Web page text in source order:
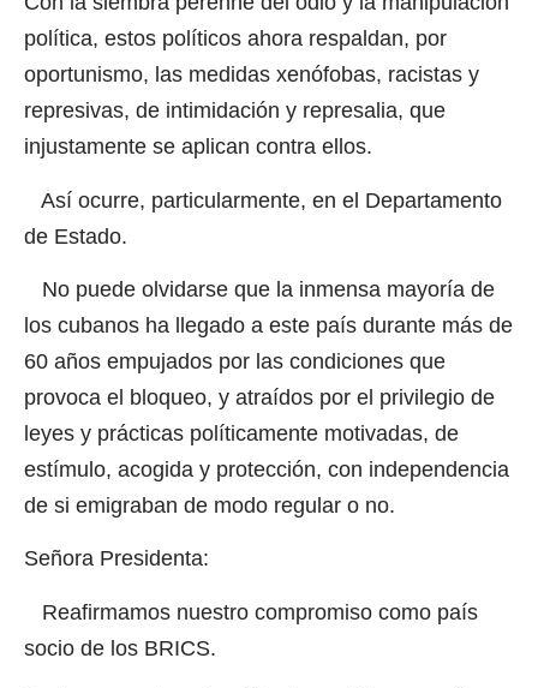
política, estos políticos ahora respaldan, por
oportunismo, las medidas xenófobas, racistas y
represivas, de intimidación y represalia, que
injustamente se aplican contra ellos.
Así ocurre, particularmente, en el Departamento
de Estado.
No puede olvidarse que la inmensa mayoría de
los cubanos ha llegado a este país durante más de
60 años empujados por las condiciones que
provoca el bloqueo, y atraídos por el privilegio de
leyes y prácticas políticamente motivadas, de
estímulo, acogida y protección, con independencia
de si emigraban de modo regular o no.
Señora Presidenta:
Reafirmamos nuestro compromiso como país
socio de los BRICS.